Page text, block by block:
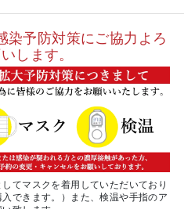
染予防対策にご協力よろ
します。
てマスクを着用していただいており
できます。）また、検温や手指のア